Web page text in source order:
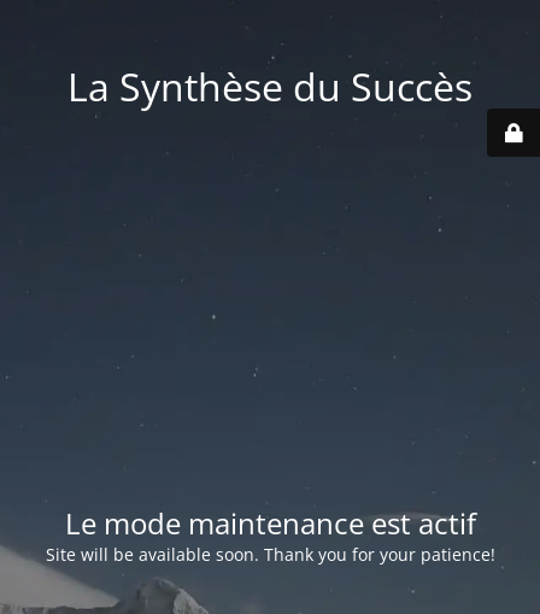
La Synthèse du Succès
Le mode maintenance est actif
Site will be available soon. Thank you for your patience!